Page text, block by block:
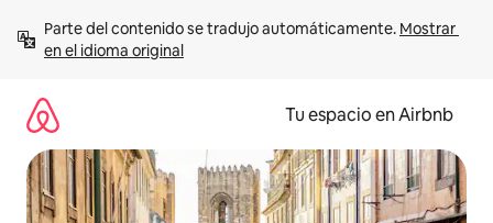
contenido
Parte del contenido se tradujo automáticamente. Mostrar
en el idioma original
Tu espacio en Airbnb